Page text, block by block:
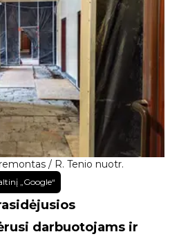
/ R. Tenio nuotr.
„Google“
darbuotojams ir